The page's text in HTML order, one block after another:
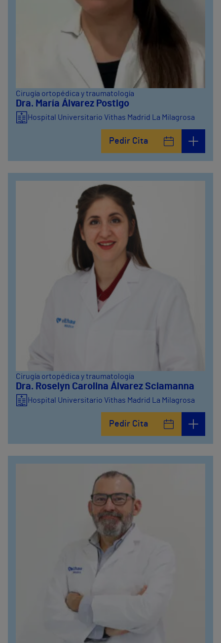
Cirugía ortopédica y traumatología
Dra. María Álvarez Postigo
Hospital Universitario Vithas Madrid La Milagrosa
Pedir Cita
Cirugía ortopédica y traumatología
Dra. Roselyn Carolina Álvarez Sciamanna
Hospital Universitario Vithas Madrid La Milagrosa
Pedir Cita